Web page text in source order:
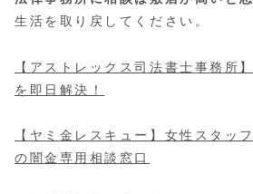
生活を取り戻してください。
【アストレックス司法書士事務所
を即日解決！
【ヤミ金レスキュー】女性スタッ
の闇金専用相談窓口